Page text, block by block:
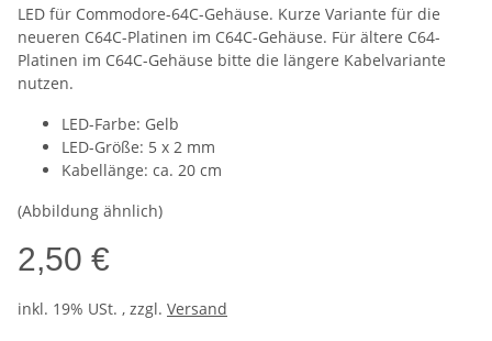
LED für Commodore-64C-Gehäuse. Kurze Variante für die
neueren C64C-Platinen im C64C-Gehäuse. Für ältere C64-
Platinen im C64C-Gehäuse bitte die längere Kabelvariante
nutzen.
LED-Farbe: Gelb
LED-Größe: 5 x 2 mm
Kabellänge: ca. 20 cm
(Abbildung ähnlich)
2,50 €
inkl. 19% USt. , zzgl. Versand